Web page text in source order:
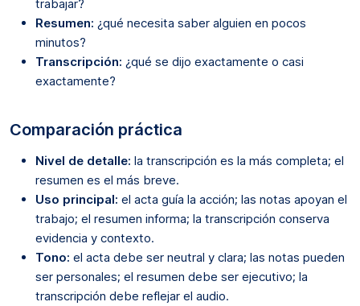
trabajar?
Resumen: ¿qué necesita saber alguien en pocos
minutos?
Transcripción: ¿qué se dijo exactamente o casi
exactamente?
Comparación práctica
Nivel de detalle: la transcripción es la más completa; el
resumen es el más breve.
Uso principal: el acta guía la acción; las notas apoyan el
trabajo; el resumen informa; la transcripción conserva
evidencia y contexto.
Tono: el acta debe ser neutral y clara; las notas pueden
ser personales; el resumen debe ser ejecutivo; la
transcripción debe reflejar el audio.